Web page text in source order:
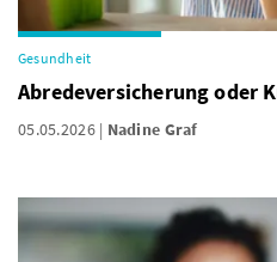
Gesundheit
Abredeversicherung oder
05.05.2026 Nadine Graf